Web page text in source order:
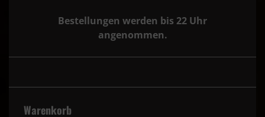
Bestellungen werden bis 22 Uhr
angenommen.
Warenkorb